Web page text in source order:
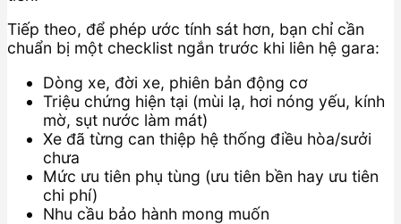
Tiếp theo, để phép ước tính sát hơn, bạn chỉ cần
chuẩn bị một checklist ngắn trước khi liên hệ gara:
Dòng xe, đời xe, phiên bản động cơ
Triệu chứng hiện tại (mùi lạ, hơi nóng yếu, kính
mờ, sụt nước làm mát)
Xe đã từng can thiệp hệ thống điều hòa/sưởi
chưa
Mức ưu tiên phụ tùng (ưu tiên bền hay ưu tiên
chi phí)
Nhu cầu bảo hành mong muốn